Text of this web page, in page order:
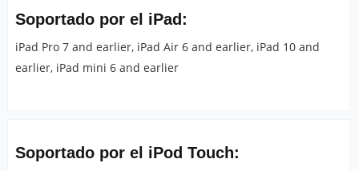
Soportado por el iPad:
iPad Pro 7 and earlier, iPad Air 6 and earlier, iPad 10 and
earlier, iPad mini 6 and earlier
Soportado por el iPod Touch: